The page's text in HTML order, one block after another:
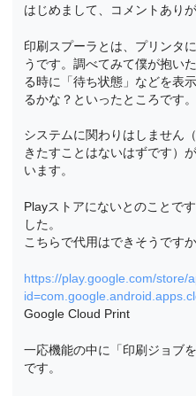
はじめまして、コメントあり
印刷スプーラとは、プリンタ
うです。調べてみて僕が抱い
る時に「待ち状態」などを表
るかな？といったところです。
システムに関わりはしません
きたすことはないはずです）
います。
Playストアにないとのことで
した。
こちらで代用はできそうです
https://play.google.com/store/
Google Cloud Print
一応機能の中に「印刷ジョブ
です。